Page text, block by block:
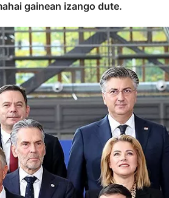
gainean izango dute.